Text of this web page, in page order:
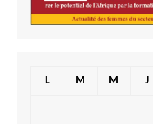
L M M J